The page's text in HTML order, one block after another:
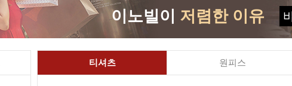
이노빌이 저렴한 이유
티셔츠 원피스